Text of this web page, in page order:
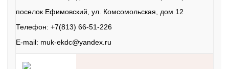
поселок Ефимовский, ул. Комсомольская, дом 12
Телефон: +7(813) 66-51-226
E-mail: muk-ekdc@yandex.ru